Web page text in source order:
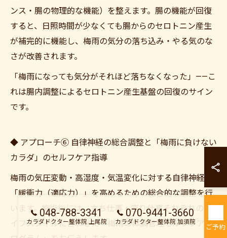
ンス・腸の物理的な機能）を整えます。腸の機能が回復
すると、日照時間が少なくても腸からのセロトニン産生
が補完的に機能し、梅雨の気分の落ち込み・やる気のな
さが改善されます。
「梅雨になっても気分がそれほど落ちなくなった」——こ
れは腸内調整によるセロトニン産生基盤の回復のサイン
です。
◆ アプローチ⑥ 自律神経の総合調整と「梅雨に負けない
カラダ」のセルフケア指導
梅雨の気圧変動・高湿度・気温変化に対する自律神経の
「緩衝力（適応力）」を高めるための総合的な調整を行
います。施術後には、立ち仕事・座り仕事それぞれのラ
イフスタイルに合わせた「梅雨の体調管理セルフケアプ
048-788-3341
カラダドクター整体院 上尾院
070-9441-3660
カラダドクター整体院 加須院
ご予約
カラダドクター
カラダドクター